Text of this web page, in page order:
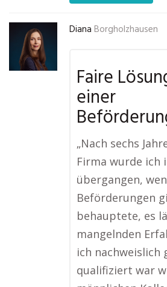
Diana Borgholzhausen
Faire
einer
„Nach sechs
Firma wurde ich
übergangen,
Beförderungen
behauptete, es
mangelnden
ich nachweislich
qualifiziert war